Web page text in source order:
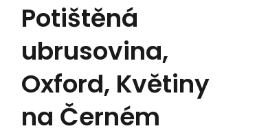
Potištěná
ubrusovina,
Oxford, Květiny
na Černém